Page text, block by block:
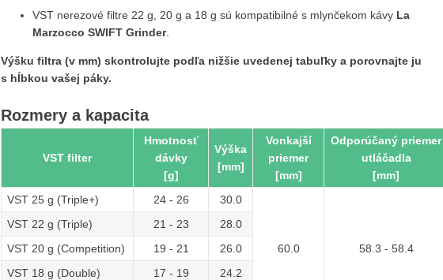
VST nerezové filtre 22 g, 20 g a 18 g sú kompatibilné s mlynčekom kávy La
Marzocco SWIFT Grinder.
Výšku filtra (v mm) skontrolujte podľa nižšie uvedenej tabuľky a porovnajte ju
s hĺbkou vašej páky.
Rozmery a kapacita
VST filter
Hmotnosť
dávky
[g]
Výška
[mm]
Vonkajší
priemer
[mm]
Odporúčaný priemer
utláčadla
[mm]
VST 25 g (Triple+)
24 - 26 30.0
60.0 58.3 - 58.4
VST 22 g (Triple) 21 - 23
28.0
VST 20 g (Competition)
19 - 21
26.0
VST 18 g (Double)
17 - 19
24.2